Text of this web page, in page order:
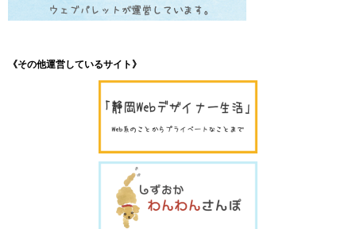
《その他運営しているサイト》